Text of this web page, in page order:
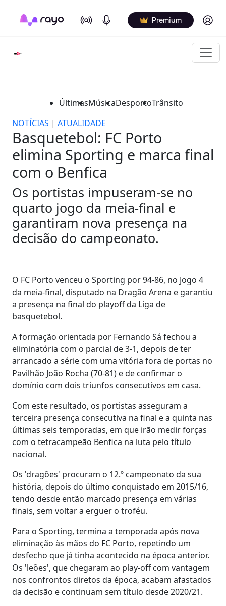
On Air Podcasts Premium Log in
ÚltimasMúsicaDesportoTrânsito
NOTÍCIAS | ATUALIDADE
Basquetebol: FC Porto
elimina Sporting e marca final
com o Benfica
Os portistas impuseram-se no
quarto jogo da meia-final e
garantiram nova presença na
decisão do campeonato.
O FC Porto venceu o Sporting por 94-86, no Jogo 4
da meia-final, disputado na Dragão Arena e garantiu
a presença na final do playoff da Liga de
basquetebol.
A formação orientada por Fernando Sá fechou a
eliminatória com o parcial de 3-1, depois de ter
arrancado a série com uma vitória fora de portas no
Pavilhão João Rocha (70-81) e de confirmar o
domínio com dois triunfos consecutivos em casa.
Com este resultado, os portistas asseguram a
terceira presença consecutiva na final e a quinta nas
últimas seis temporadas, em que irão medir forças
com o tetracampeão Benfica na luta pelo título
nacional.
Os 'dragões' procuram o 12.º campeonato da sua
história, depois do último conquistado em 2015/16,
tendo desde então marcado presença em várias
finais, sem voltar a erguer o troféu.
Para o Sporting, termina a temporada após nova
eliminação às mãos do FC Porto, repetindo um
desfecho que já tinha acontecido na época anterior.
Os 'leões', que chegaram ao play-off com vantagem
nos confrontos diretos da época, acabam afastados
da decisão e continuam sem título desde 2020/21.